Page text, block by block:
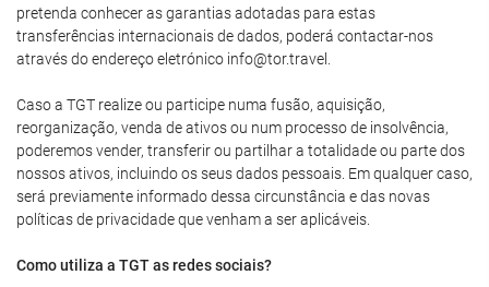
pretenda conhecer as garantias adotadas para estas
transferências internacionais de dados, poderá contactar-nos
através do endereço eletrónico info@tor.travel.
Caso a TGT realize ou participe numa fusão, aquisição,
reorganização, venda de ativos ou num processo de insolvência,
poderemos vender, transferir ou partilhar a totalidade ou parte dos
nossos ativos, incluindo os seus dados pessoais. Em qualquer caso,
será previamente informado dessa circunstância e das novas
políticas de privacidade que venham a ser aplicáveis.
Como utiliza a TGT as redes sociais?